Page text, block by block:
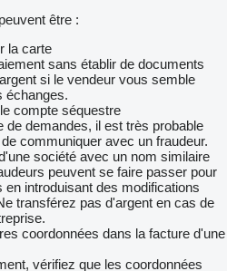
être :
la carte
sans établir de documents
si le vendeur vous semble
échanges.
compte séquestre
de demandes, il est très probable
communiquer avec un fraudeur.
société avec un nom similaire
peuvent se faire passer pour
introduisant des modifications
transférez pas d'argent en cas de
coordonnées dans la facture d'une
vérifiez que les coordonnées